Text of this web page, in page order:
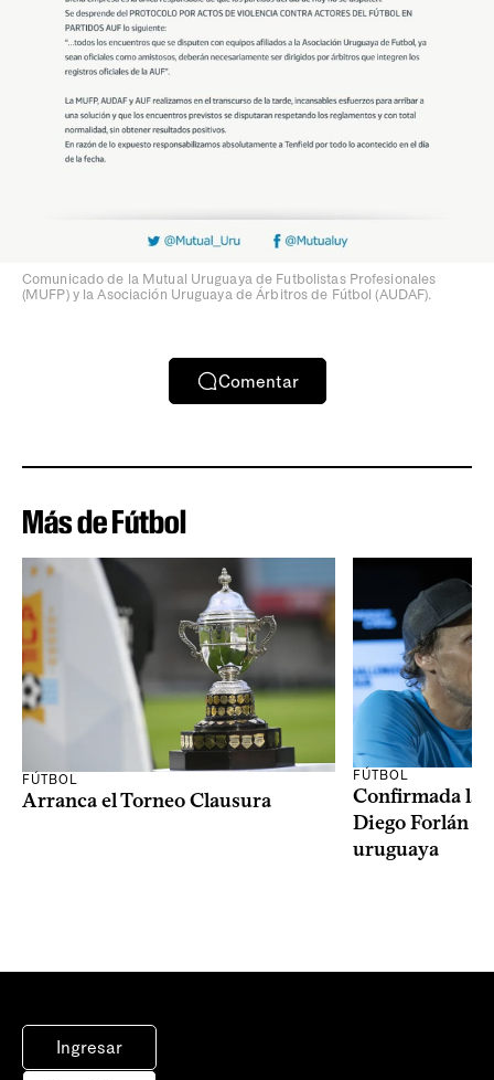
Comunicado de la Mutual Uruguaya de Futbolistas Profesionales
(MUFP) y la Asociación Uruguaya de Árbitros de Fútbol (AUDAF).
Comentar
Más de Fútbol
FÚTBOL
Arranca el Torneo Clausura
FÚTBOL
Confirmada la
Diego Forlán
uruguaya
Ingresar